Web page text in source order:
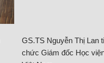
GS.TS Nguyễn Thị Lan
chức Giám đốc Học